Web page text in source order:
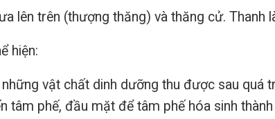
lên trên (thượng thăng) và thăng cử. Thanh
hiện:
vật chất dinh dưỡng thu được sau quá
tâm phế, đầu mặt để tâm phế hóa sinh